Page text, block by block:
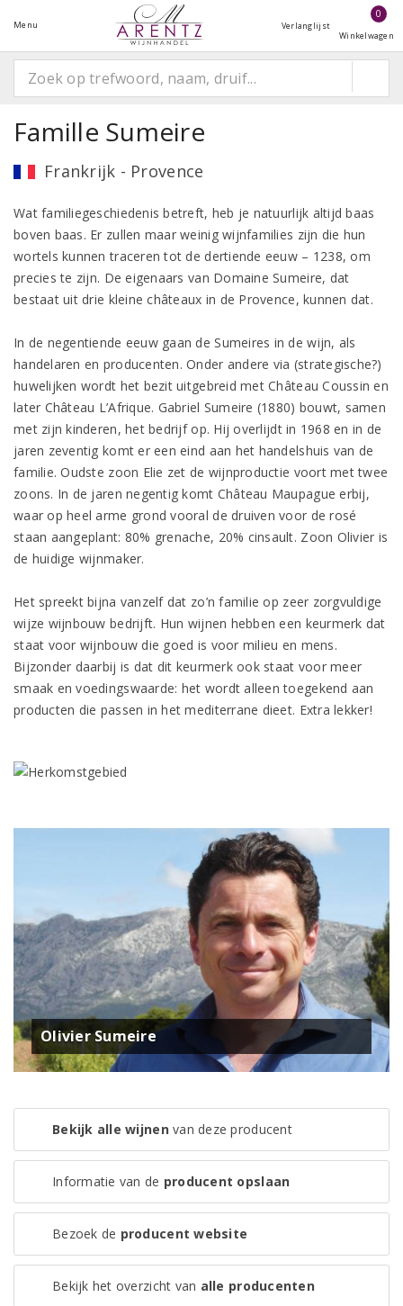
Menu Verlanglijst
0
Winkelwagen
Famille Sumeire
Frankrijk - Provence
Wat familiegeschiedenis betreft, heb je natuurlijk altijd baas
boven baas. Er zullen maar weinig wijnfamilies zijn die hun
wortels kunnen traceren tot de dertiende eeuw – 1238, om
precies te zijn. De eigenaars van Domaine Sumeire, dat
bestaat uit drie kleine châteaux in de Provence, kunnen dat.
In de negentiende eeuw gaan de Sumeires in de wijn, als
handelaren en producenten. Onder andere via (strategische?)
huwelijken wordt het bezit uitgebreid met Château Coussin en
later Château L’Afrique. Gabriel Sumeire (1880) bouwt, samen
met zijn kinderen, het bedrijf op. Hij overlijdt in 1968 en in de
jaren zeventig komt er een eind aan het handelshuis van de
familie. Oudste zoon Elie zet de wijnproductie voort met twee
zoons. In de jaren negentig komt Château Maupague erbij,
waar op heel arme grond vooral de druiven voor de rosé
staan aangeplant: 80% grenache, 20% cinsault. Zoon Olivier is
de huidige wijnmaker.
Het spreekt bijna vanzelf dat zo’n familie op zeer zorgvuldige
wijze wijnbouw bedrijft. Hun wijnen hebben een keurmerk dat
staat voor wijnbouw die goed is voor milieu en mens.
Bijzonder daarbij is dat dit keurmerk ook staat voor meer
smaak en voedingswaarde: het wordt alleen toegekend aan
producten die passen in het mediterrane dieet. Extra lekker!
Olivier Sumeire
Bekijk alle wijnenvan deze producent
Informatie van de producent opslaan
Bezoek de producent website
Bekijk het overzicht van alle producenten